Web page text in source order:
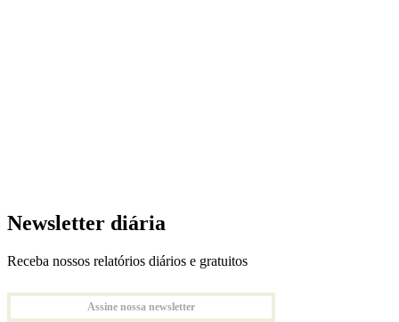
Newsletter diária
Receba nossos relatórios diários e gratuitos
Assine nossa newsletter